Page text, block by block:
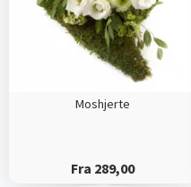
Moshjerte
Fra 289,00